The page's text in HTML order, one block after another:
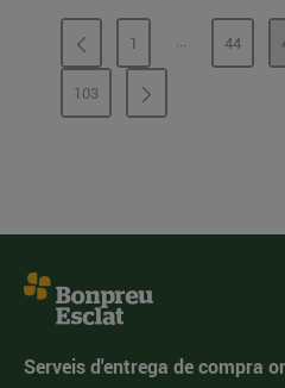
PÀGINA
1 ...PÀGINESPÀGINA
44
PÀGINA
103
Serveis d'entrega de compra